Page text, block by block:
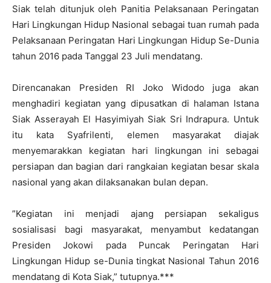
Siak telah ditunjuk oleh Panitia Pelaksanaan Peringatan
Hari Lingkungan Hidup Nasional sebagai tuan rumah pada
Pelaksanaan Peringatan Hari Lingkungan Hidup Se-Dunia
tahun 2016 pada Tanggal 23 Juli mendatang.
Direncanakan Presiden RI Joko Widodo juga akan
menghadiri kegiatan yang dipusatkan di halaman Istana
Siak Asserayah El Hasyimiyah Siak Sri Indrapura. Untuk
itu kata Syafrilenti, elemen masyarakat diajak
menyemarakkan kegiatan hari lingkungan ini sebagai
persiapan dan bagian dari rangkaian kegiatan besar skala
nasional yang akan dilaksanakan bulan depan.
”Kegiatan ini menjadi ajang persiapan sekaligus
sosialisasi bagi masyarakat, menyambut kedatangan
Presiden Jokowi pada Puncak Peringatan Hari
Lingkungan Hidup se-Dunia tingkat Nasional Tahun 2016
mendatang di Kota Siak,” tutupnya.***